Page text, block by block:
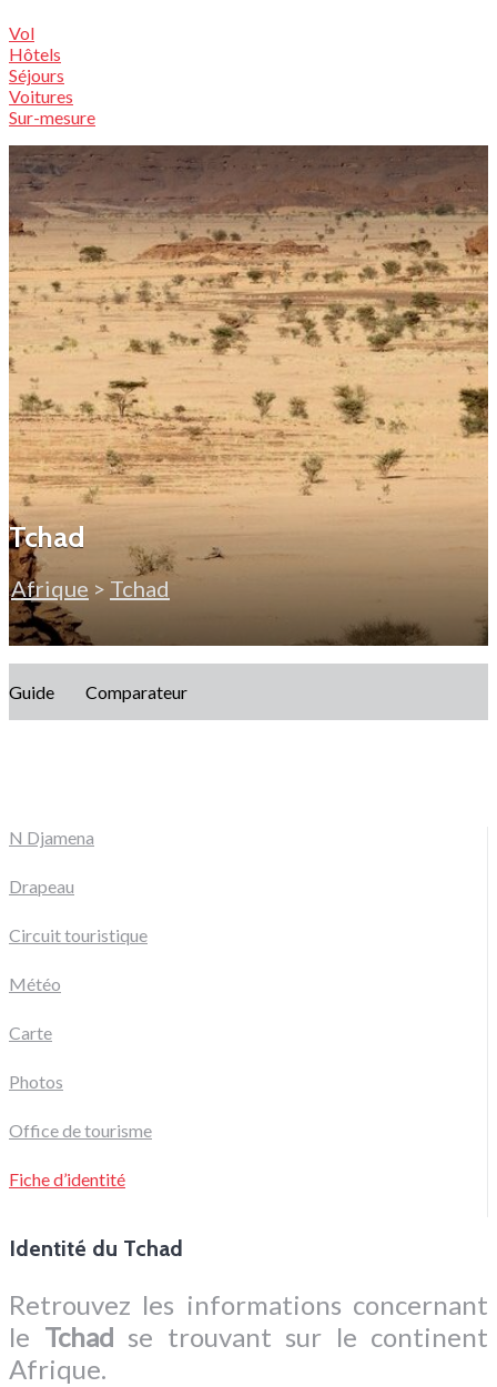
Vol
Hôtels
Séjours
Voitures
Sur-mesure
Tchad
Afrique > Tchad
Guide Comparateur
N Djamena
Drapeau
Circuit touristique
Météo
Carte
Photos
Office de tourisme
Fiche d’identité
Identité du Tchad
Retrouvez les informations concernant
le Tchad se trouvant sur le continent
Afrique.